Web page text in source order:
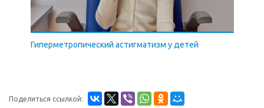
Гиперметропический астигматизм у детей
Поделиться ссылкой: